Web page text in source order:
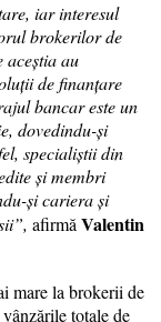
iar interesul
brokerilor de
aceștia au
de finanțare
bancar este un
dovedindu-și
specialiștii din
și membri
și cariera și
afirmăValentin
mare la brokerii de
totale de